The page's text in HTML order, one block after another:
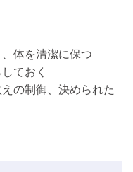
体を清潔に保つ
ておく
の制御、決められた